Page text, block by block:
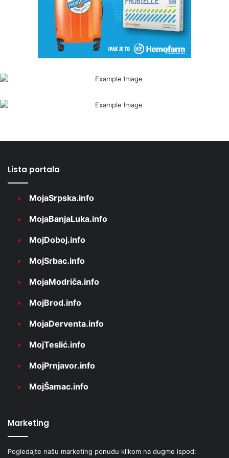
Lista portala
MojaSrpska.info
MojaBanjaLuka.info
MojDoboj.info
MojSrbac.info
MojaModriča.info
MojBrod.info
MojaDerventa.info
MojTeslić.info
MojPrnjavor.info
MojŠamac.info
Marketing
Pogledajte našu marketing ponudu klikom na dugme ispod: